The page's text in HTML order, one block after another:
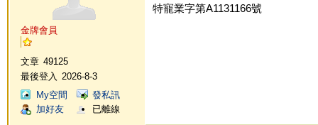
金牌會員
文章 49125
最後登入
2026-8-3
My空間
發私訊
加好友
已離線
特寵業字第A1131166號